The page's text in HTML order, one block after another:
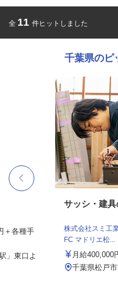
全 11 件ヒットしました
千葉県のピ
＋各種手
」東口よ
サッシ・建具
株式会社スミ工
FC マドリエ松...
月給400,000
千葉県松戸